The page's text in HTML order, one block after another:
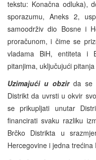
tekstu: Konačna odluka),
sporazumu, Aneks 2,
samoodrživ dio Bosne i
proračunom, i čime se
vladama BiH, entiteta i
pitanjima, uključujući
Uzimajući u obzir da se
Distrikt da uvrsti u okvir
se prikupljati unutar
financirati svaku razliku
Brčko Distrikta u
Hercegovine i jedna trećina